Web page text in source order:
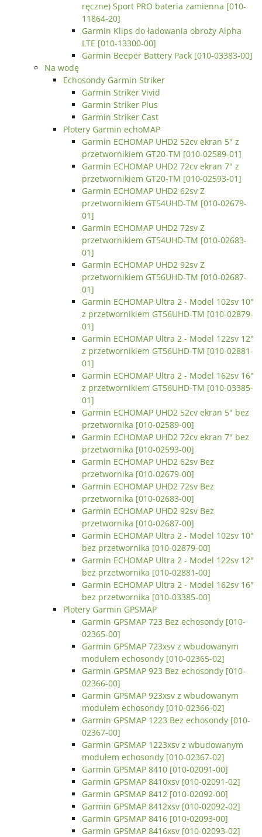
ręczne) Sport PRO bateria zamienna [010-
11864-20]
Garmin Klips do ładowania obroży Alpha
LTE [010-13300-00]
Garmin Beeper Battery Pack [010-03383-00]
Na wodę
Echosondy Garmin Striker
Garmin Striker Vivid
Garmin Striker Plus
Garmin Striker Cast
Plotery Garmin echoMAP
Garmin ECHOMAP UHD2 52cv ekran 5" z
przetwornikiem GT20-TM [010-02589-01]
Garmin ECHOMAP UHD2 72cv ekran 7" z
przetwornikiem GT20-TM [010-02593-01]
Garmin ECHOMAP UHD2 62sv Z
przetwornikiem GT54UHD-TM [010-02679-
01]
Garmin ECHOMAP UHD2 72sv Z
przetwornikiem GT54UHD-TM [010-02683-
01]
Garmin ECHOMAP UHD2 92sv Z
przetwornikiem GT56UHD-TM [010-02687-
01]
Garmin ECHOMAP Ultra 2 - Model 102sv 10"
z przetwornikiem GT56UHD-TM [010-02879-
01]
Garmin ECHOMAP Ultra 2 - Model 122sv 12"
z przetwornikiem GT56UHD-TM [010-02881-
01]
Garmin ECHOMAP Ultra 2 - Model 162sv 16"
z przetwornikiem GT56UHD-TM [010-03385-
01]
Garmin ECHOMAP UHD2 52cv ekran 5" bez
przetwornika [010-02589-00]
Garmin ECHOMAP UHD2 72cv ekran 7" bez
przetwornika [010-02593-00]
Garmin ECHOMAP UHD2 62sv Bez
przetwornika [010-02679-00]
Garmin ECHOMAP UHD2 72sv Bez
przetwornika [010-02683-00]
Garmin ECHOMAP UHD2 92sv Bez
przetwornika [010-02687-00]
Garmin ECHOMAP Ultra 2 - Model 102sv 10"
bez przetwornika [010-02879-00]
Garmin ECHOMAP Ultra 2 - Model 122sv 12"
bez przetwornika [010-02881-00]
Garmin ECHOMAP Ultra 2 - Model 162sv 16"
bez przetwornika [010-03385-00]
Plotery Garmin GPSMAP
Garmin GPSMAP 723 Bez echosondy [010-
02365-00]
Garmin GPSMAP 723xsv z wbudowanym
modułem echosondy [010-02365-02]
Garmin GPSMAP 923 Bez echosondy [010-
02366-00]
Garmin GPSMAP 923xsv z wbudowanym
modułem echosondy [010-02366-02]
Garmin GPSMAP 1223 Bez echosondy [010-
02367-00]
Garmin GPSMAP 1223xsv z wbudowanym
modułem echosondy [010-02367-02]
Garmin GPSMAP 8410 [010-02091-00]
Garmin GPSMAP 8410xsv [010-02091-02]
Garmin GPSMAP 8412 [010-02092-00]
Garmin GPSMAP 8412xsv [010-02092-02]
Garmin GPSMAP 8416 [010-02093-00]
Garmin GPSMAP 8416xsv [010-02093-02]